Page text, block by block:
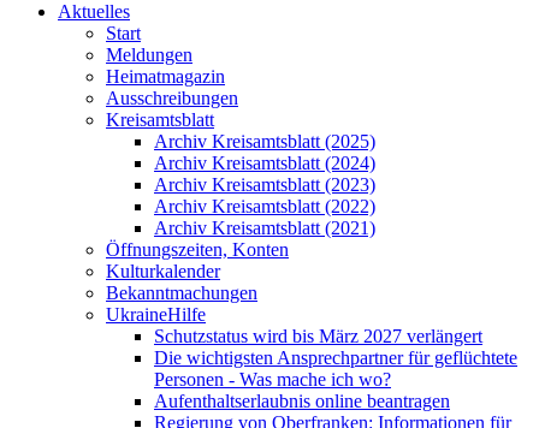
Aktuelles
Start
Meldungen
Heimatmagazin
Ausschreibungen
Kreisamtsblatt
Archiv Kreisamtsblatt (2025)
Archiv Kreisamtsblatt (2024)
Archiv Kreisamtsblatt (2023)
Archiv Kreisamtsblatt (2022)
Archiv Kreisamtsblatt (2021)
Öffnungszeiten, Konten
Kulturkalender
Bekanntmachungen
UkraineHilfe
Schutzstatus wird bis März 2027 verlängert
Die wichtigsten Ansprechpartner für geflüchtete
Personen - Was mache ich wo?
Aufenthaltserlaubnis online beantragen
Regierung von Oberfranken: Informationen für